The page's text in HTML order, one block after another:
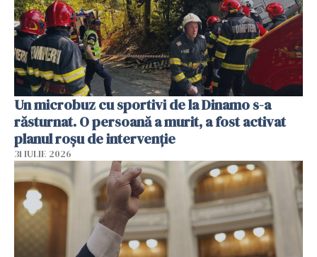
Un microbuz cu sportivi de la Dinamo s-a
răsturnat. O persoană a murit, a fost activat
planul roșu de intervenție
31 IULIE 2026